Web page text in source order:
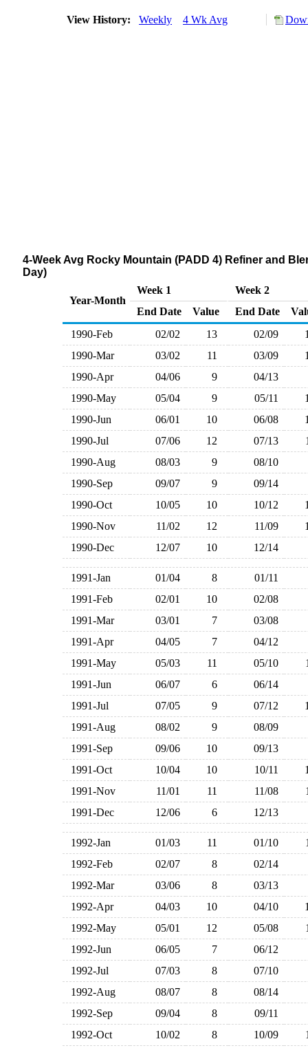
View History: Weekly 4 Wk Avg
4-Week Avg Rocky Mountain (PADD 4) Refiner and
Day)
Year-Month
Week 1
Week 2
End Date
Value End Date
1990-Feb
02/02 13 02/09
1990-Mar
03/02 11 03/09
1990-Apr
04/06 9
04/13
1990-May
05/04 9 05/11
1990-Jun
06/01 10 06/08
1990-Jul
07/06 12 07/13
1990-Aug
08/03 9
08/10
1990-Sep
09/07 9
09/14
1990-Oct
10/05 10 10/12
1990-Nov
11/02 12 11/09
1990-Dec
12/07 10 12/14
1991-Jan 01/04 8
01/11
1991-Feb
02/01 10
02/08
1991-Mar
03/01 7
03/08
1991-Apr
04/05 7
04/12
1991-May
05/03 11 05/10
1991-Jun
06/07 6
06/14
1991-Jul
07/05 9 07/12
1991-Aug
08/02 9
08/09
1991-Sep
09/06 10
09/13
1991-Oct
10/04 10 10/11
1991-Nov
11/01 11 11/08
1991-Dec
12/06 6 12/13
1992-Jan 01/03 11 01/10
1992-Feb
02/07 8
02/14
1992-Mar
03/06 8
03/13
1992-Apr
04/03 10 04/10
1992-May
05/01 12 05/08
1992-Jun
06/05 7
06/12
1992-Jul
07/03 8
07/10
1992-Aug
08/07 8
08/14
1992-Sep
09/04 8
09/11
1992-Oct
10/02 8 10/09